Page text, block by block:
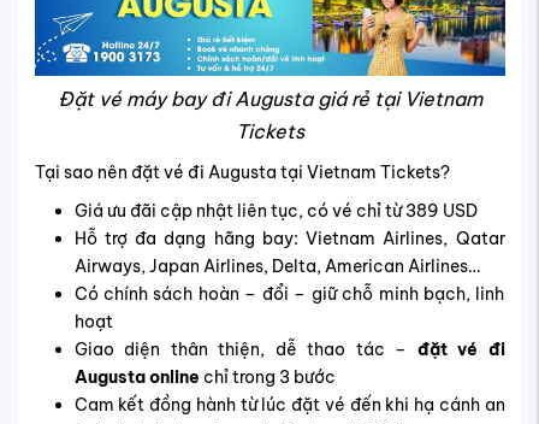
Đặt vé máy bay đi Augusta giá rẻ tại Vietnam
Tickets
Tại sao nên đặt vé đi Augusta tại Vietnam Tickets?
Giá ưu đãi cập nhật liên tục, có vé chỉ từ 389 USD
Hỗ trợ đa dạng hãng bay: Vietnam Airlines, Qatar
Airways, Japan Airlines, Delta, American Airlines…
Có chính sách hoàn – đổi – giữ chỗ minh bạch, linh
hoạt
Giao diện thân thiện, dễ thao tác – đặt vé đi
Augusta online chỉ trong 3 bước
Cam kết đồng hành từ lúc đặt vé đến khi hạ cánh an